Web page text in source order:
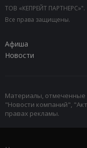
ТОВ «КЕПРЕЙТ ПАРТНЕРС»".
Все права защищены.
Афиша
Новости
Материалы, отмеченные
"Новости компаний",
правах рекламы.